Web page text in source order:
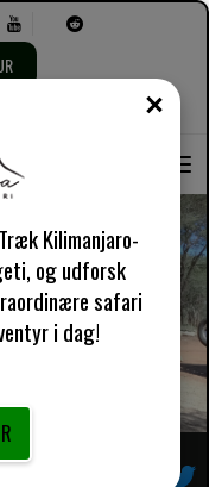
Inside og Safari
Kilimanjaro-
og udforsk
safari
i dag!
TÆT